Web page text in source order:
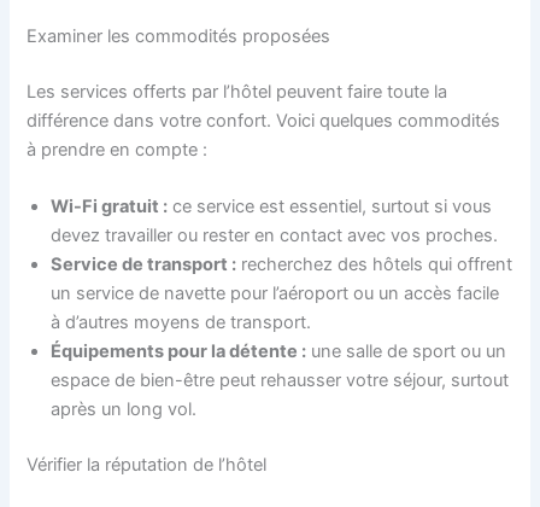
Examiner les commodités proposées
Les services offerts par l’hôtel peuvent faire toute la
différence dans votre confort. Voici quelques commodités
à prendre en compte :
Wi-Fi gratuit : ce service est essentiel, surtout si vous
devez travailler ou rester en contact avec vos proches.
Service de transport : recherchez des hôtels qui offrent
un service de navette pour l’aéroport ou un accès facile
à d’autres moyens de transport.
Équipements pour la détente : une salle de sport ou un
espace de bien-être peut rehausser votre séjour, surtout
après un long vol.
Vérifier la réputation de l’hôtel